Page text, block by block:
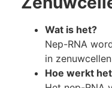
Wat is het?
Nep-RNA
in
Hoe werkt